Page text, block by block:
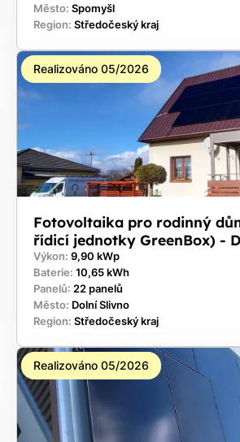
Město: Spomyšl
Region: Středočeský kraj
Realizováno 05/2026
Fotovoltaika pro rodinný
řídicí jednotky GreenBox) -
Výkon: 9,90 kWp
Baterie: 10,65 kWh
Panelů: 22 panelů
Město: Dolní Slivno
Region: Středočeský kraj
Realizováno 05/2026